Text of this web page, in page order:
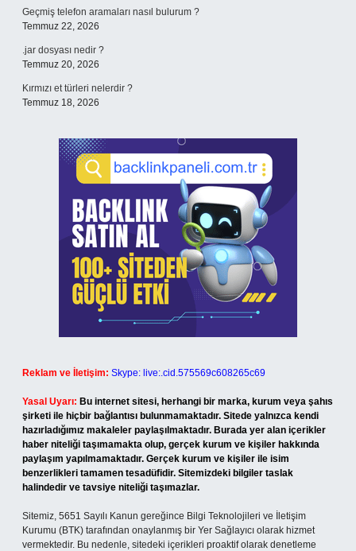
Geçmiş telefon aramaları nasıl bulurum ?
Temmuz 22, 2026
.jar dosyası nedir ?
Temmuz 20, 2026
Kırmızı et türleri nelerdir ?
Temmuz 18, 2026
Reklam ve İletişim: Skype: live:.cid.575569c608265c69
Yasal Uyarı: Bu internet sitesi, herhangi bir marka, kurum veya şahıs
şirketi ile hiçbir bağlantısı bulunmamaktadır. Sitede yalnızca kendi
hazırladığımız makaleler paylaşılmaktadır. Burada yer alan içerikler
haber niteliği taşımamakta olup, gerçek kurum ve kişiler hakkında
paylaşım yapılmamaktadır. Gerçek kurum ve kişiler ile isim
benzerlikleri tamamen tesadüfidir. Sitemizdeki bilgiler taslak
halindedir ve tavsiye niteliği taşımazlar.
Sitemiz, 5651 Sayılı Kanun gereğince Bilgi Teknolojileri ve İletişim
Kurumu (BTK) tarafından onaylanmış bir Yer Sağlayıcı olarak hizmet
vermektedir. Bu nedenle, sitedeki içerikleri proaktif olarak denetleme